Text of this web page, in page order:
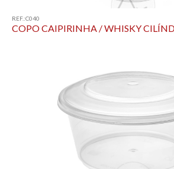
REF.:C040
COPO CAIPIRINHA / WHISKY